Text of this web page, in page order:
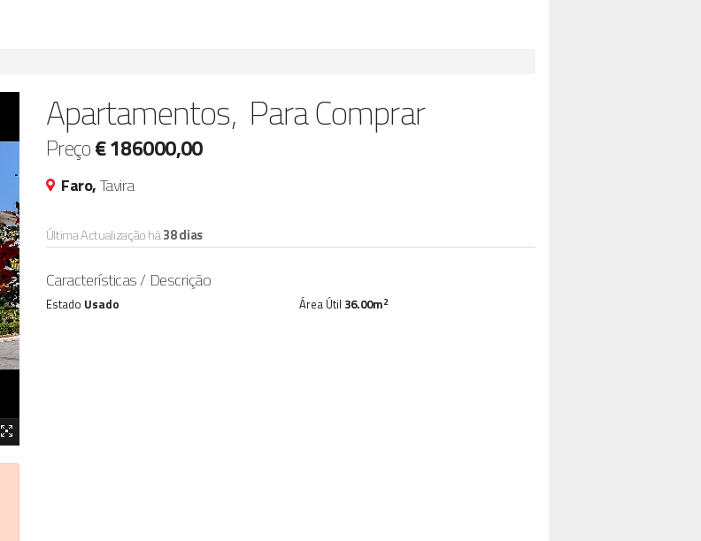
Apartamentos, Para Comprar
Preço€ 186000,00
Faro,Tavira
Última Actualização há38 dias
Características / Descrição
Estado Usado Área Útil 36.00m2